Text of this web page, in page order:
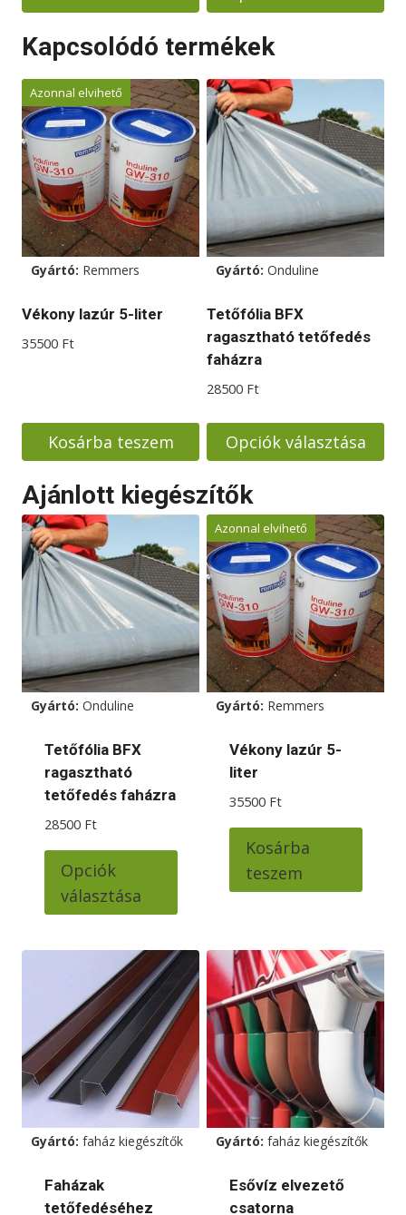
a
több
variációja
van.
változatok
a
termékoldalon
választhatók
Kapcsolódó termékek
Azonnal elvihető
Gyártó: Remmers
Vékony lazúr 5-liter
35500 Ft
Kosárba teszem
Gyártó: Onduline
Tetőfólia BFX
ragasztható tetőfedés
faházra
28500 Ft
Opciók választása
a
terméknek
több
variációja
van.
A
változatok
a
termékoldalon
választhatók
Ajánlott kiegészítők
Gyártó: Onduline
Tetőfólia BFX
ragasztható
tetőfedés faházra
28500 Ft
Opciók
választása
terméknek
variációja
van.
A
változatok
a
termékoldalon
választhatók
ki
Azonnal elvihető
Gyártó: Remmers
Vékony lazúr 5-
liter
35500 Ft
Kosárba
teszem
Gyártó: faház kiegészítők
Faházak
tetőfedéséhez
Gyártó: faház kiegészítők
Esővíz elvezető
csatorna